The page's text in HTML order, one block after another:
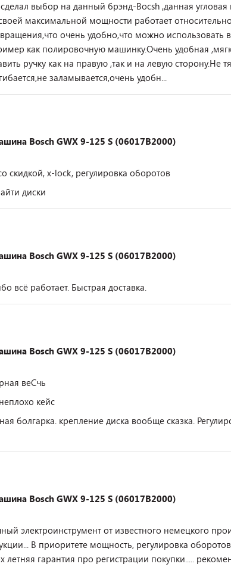
сделал выбор на данный брэнд-Bocsh ,данная
максимальной мощности работает
очень удобно,что можно использовать
как полировочную машинку.Очень удобная
ручку как на правую ,так и на левую сторону.Не
заламывается,очень удобн...
Bosch GWX 9-125 S (06017B2000)
скидкой, x-lock, регулировка оборотов
диски
Bosch GWX 9-125 S (06017B2000)
всё работает. Быстрая доставка.
Bosch GWX 9-125 S (06017B2000)
веСчь
кейс
болгарка. крепление диска вообще сказка.
Bosch GWX 9-125 S (06017B2000)
электроинструмент от известного немецкого
В приоритете мощность, регулировка
летняя гарантия про регистрации покупки.....